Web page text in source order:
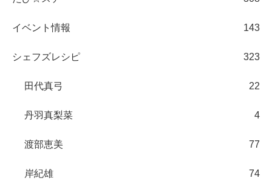
イベント情報 143
シェフズレシピ 323
田代真弓 22
丹羽真梨菜 4
渡部恵美 77
岸紀雄 74